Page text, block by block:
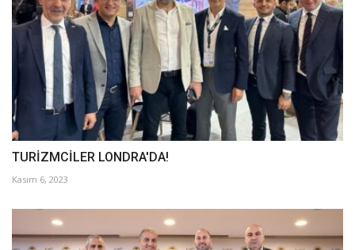
TURİZMCİLER LONDRA'DA!
Kasım 6, 2023